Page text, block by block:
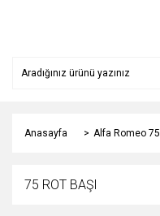
Anasayfa Alfa Romeo 75
75 ROT BAŞI